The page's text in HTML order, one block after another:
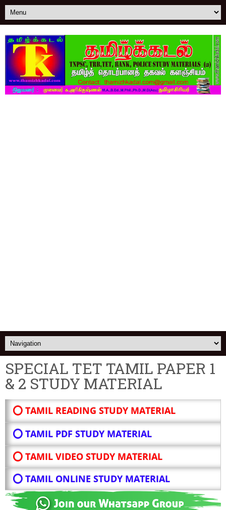
SPECIAL TET TAMIL PAPER 1
& 2 STUDY MATERIAL
⭕ TAMIL READING STUDY MATERIAL
⭕ TAMIL PDF STUDY MATERIAL
⭕ TAMIL VIDEO STUDY MATERIAL
⭕ TAMIL ONLINE STUDY MATERIAL